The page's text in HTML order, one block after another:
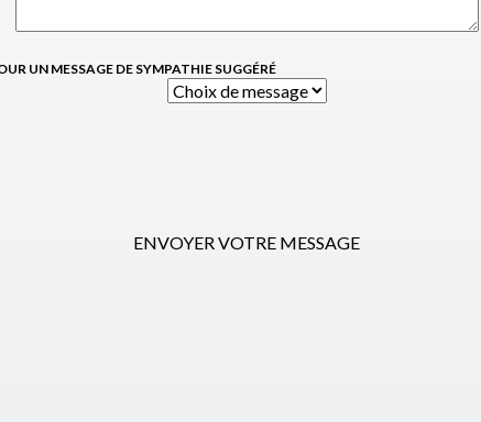
UN MESSAGE DE SYMPATHIE SUGGÉRÉ
ENVOYER VOTRE MESSAGE